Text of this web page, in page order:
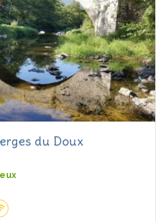
du Doux